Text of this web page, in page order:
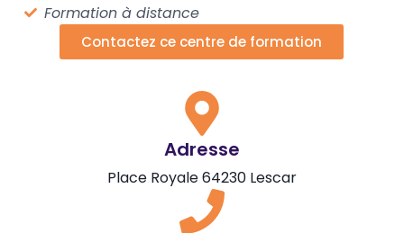
Formation à distance
Contactez ce centre de formation
Adresse
Place Royale 64230 Lescar